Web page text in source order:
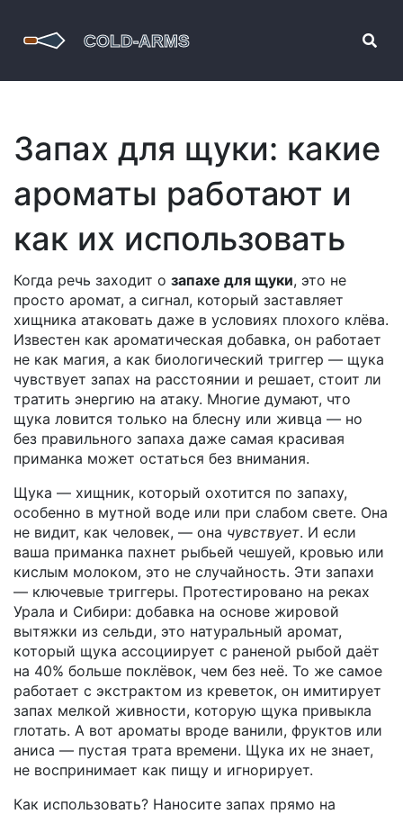
Запах для щуки: какие
ароматы работают и
как их использовать
Когда речь заходит о запахе для щуки, это не
просто аромат, а сигнал, который заставляет
хищника атаковать даже в условиях плохого клёва.
Известен как ароматическая добавка, он работает
не как магия, а как биологический триггер — щука
чувствует запах на расстоянии и решает, стоит ли
тратить энергию на атаку. Многие думают, что
щука ловится только на блесну или живца — но
без правильного запаха даже самая красивая
приманка может остаться без внимания.
Щука — хищник, который охотится по запаху,
особенно в мутной воде или при слабом свете. Она
не видит, как человек, — она чувствует. И если
ваша приманка пахнет рыбьей чешуей, кровью или
кислым молоком, это не случайность. Эти запахи
— ключевые триггеры. Протестировано на реках
Урала и Сибири: добавка на основе жировой
вытяжки из сельди, это натуральный аромат,
который щука ассоциирует с раненой рыбой даёт
на 40% больше поклёвок, чем без неё. То же самое
работает с экстрактом из креветок, он имитирует
запах мелкой живности, которую щука привыкла
глотать. А вот ароматы вроде ванили, фруктов или
аниса — пустая трата времени. Щука их не знает,
не воспринимает как пищу и игнорирует.
Как использовать? Наносите запах прямо на